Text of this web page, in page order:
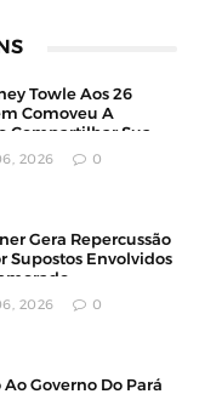
Towle Aos 26
Comoveu A
Compartilhar Sua
O Câncer
2026 0
Gera Repercussão
Supostos Envolvidos
2026 0
Governo Do Pará